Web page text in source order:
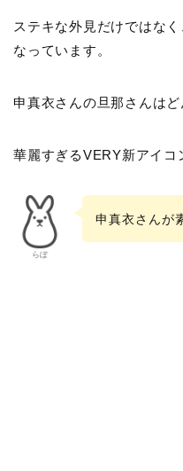
ステキな外見だけではな
なっています。
申真衣さんの旦那さんは
華麗すぎるVERY新アイコ
らぼ
申真衣さんが